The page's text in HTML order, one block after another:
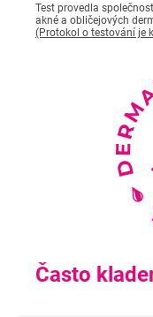
Test provedla
akné a obličejových
(Protokol o testování je
Často